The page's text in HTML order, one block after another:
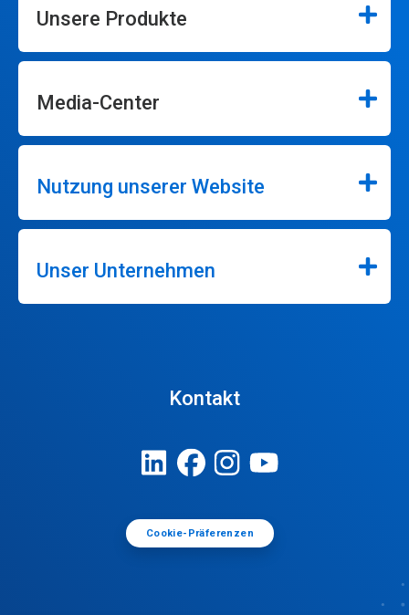
Unsere Produkte
Media-Center
Nutzung unserer Website
Unser Unternehmen
Kontakt
Cookie-Präferenzen